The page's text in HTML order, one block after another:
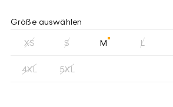
Größe auswählen
XS S M L
4XL 5XL